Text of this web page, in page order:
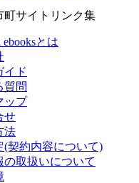
町サイトリンク集
ebooksとは
イド
質問
ップ
せ
法
(契約内容について)
の取扱いについて